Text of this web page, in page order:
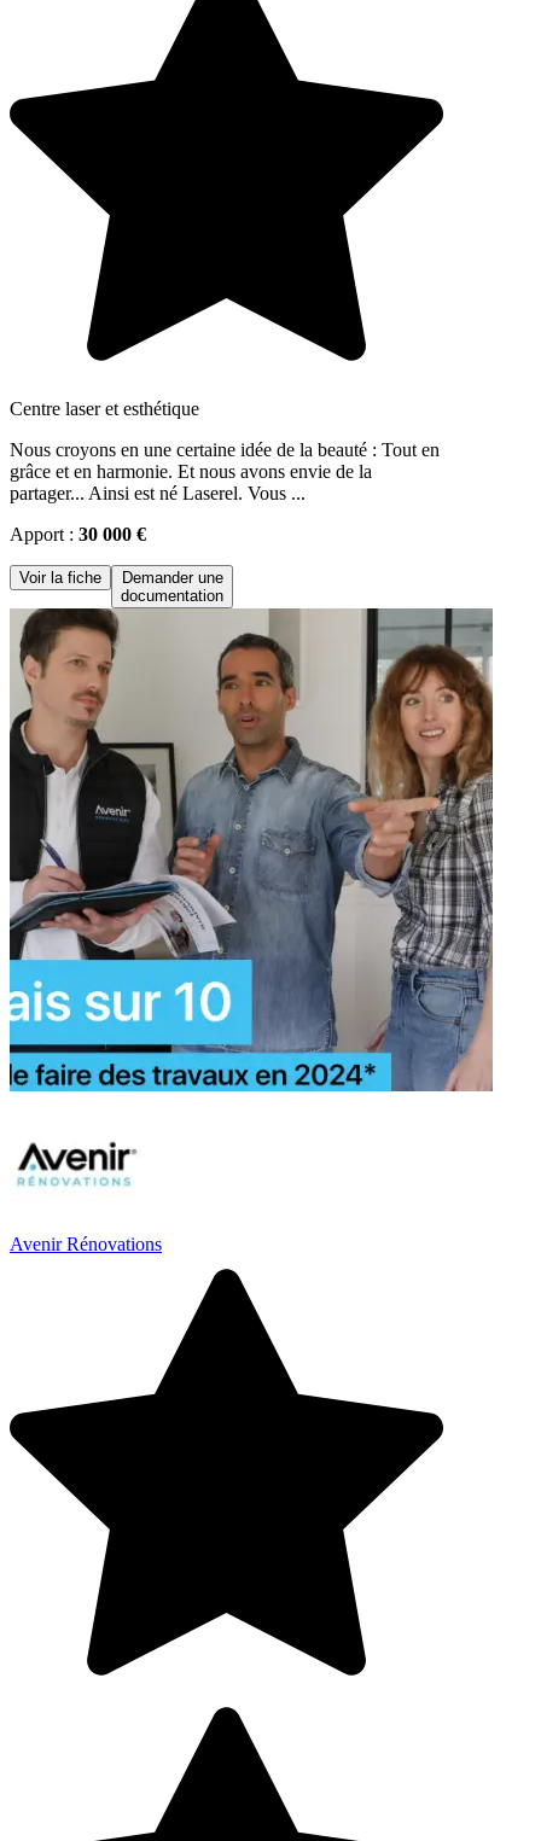
Centre laser et esthétique
Nous croyons en une certaine idée de la beauté : Tout en
grâce et en harmonie. Et nous avons envie de la
partager... Ainsi est né Laserel. Vous ...
Apport : 30 000 €
Voir la fiche
Demander une
documentation
Avenir Rénovations